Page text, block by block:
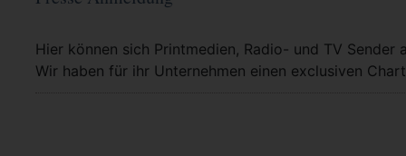
Hier können sich Printmedien, Radio- und TV Sender
Wir haben für ihr Unternehmen einen exclusiven